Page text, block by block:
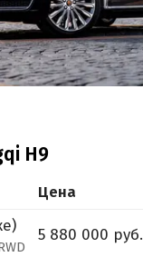
H9
Цена
5 880 000 руб.